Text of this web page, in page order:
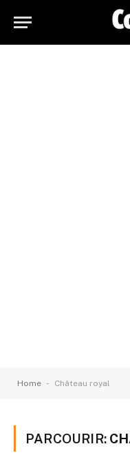
Home - Château royal
PARCOURIR: